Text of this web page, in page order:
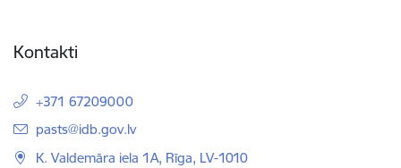
Kontakti
+371 67209000
E-pasts:
pasts@idb.gov.lv
K. Valdemāra iela 1A, Rīga, LV-1010